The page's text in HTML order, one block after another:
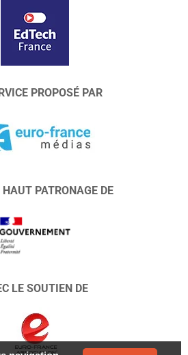
PROPOSÉ PAR
PATRONAGE DE
LE SOUTIEN DE